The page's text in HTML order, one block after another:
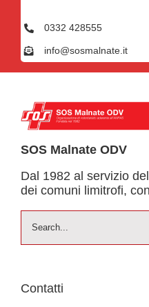
0332 428555
info@sosmalnate.it
SOS Malnate ODV
Dal 1982 al servizio
dei comuni limitrofi,
per:
Contatti